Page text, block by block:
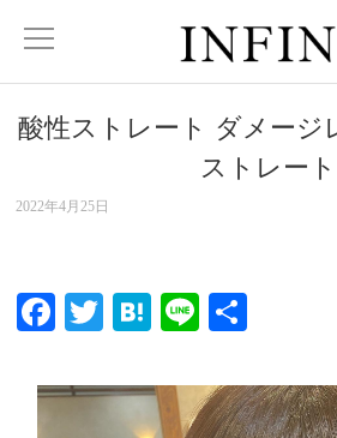
酸性ストレート️ ダメージ
ストレート
2022年4月25日
Facebook
TwitterHatena
Line